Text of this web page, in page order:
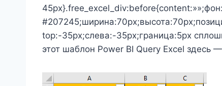
top:-35px;слева:-35px;граница:5px
этот шаблон Power BI Query Excel здесь —